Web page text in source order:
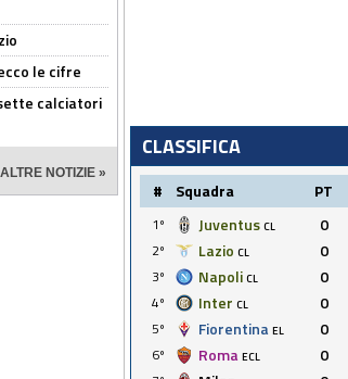
le cifre
calciatori
ALTRE NOTIZIE »
CLASSIFICA
# Squadra PT
1º Juventus CL 0
2º
Lazio CL 0
3º
Napoli CL 0
4º
Inter CL 0
5º
Fiorentina EL 0
6º
Roma ECL 0